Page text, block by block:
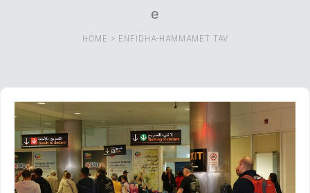
e
HOME > ENFIDHA-HAMMAMET TAV